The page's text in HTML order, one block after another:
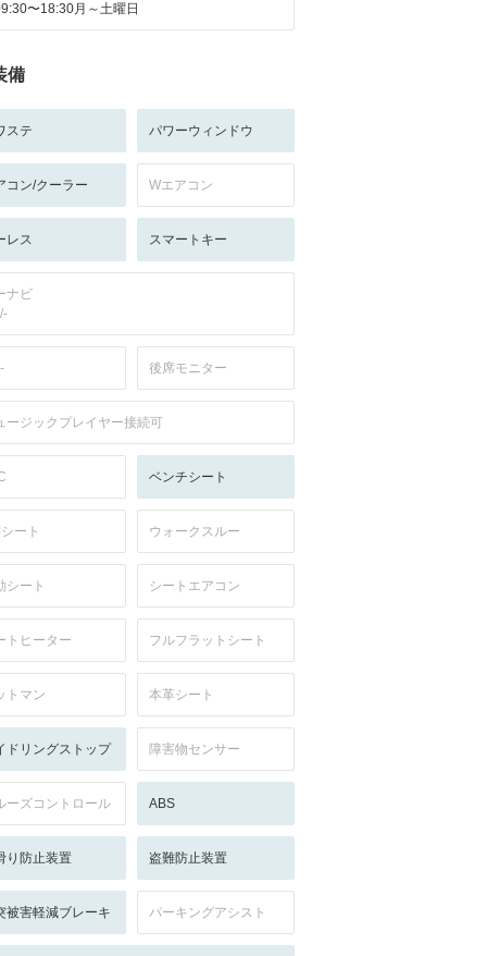
〜18:30月～土曜日
備
ステ パワーウィンドウ
コン/クーラー Wエアコン
レス スマートキー
ナビ
後席モニター
ージックプレイヤー接続可
ベンチシート
ート ウォークスルー
シート シートエアコン
トヒーター フルフラットシート
トマン 本革シート
ドリングストップ 障害物センサー
ーズコントロール ABS
り防止装置 盗難防止装置
被害軽減ブレーキ パーキングアシスト